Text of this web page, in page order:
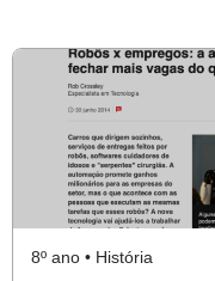
8º ano • História